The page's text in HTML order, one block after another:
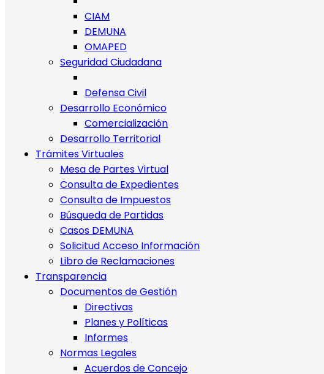
CIAM
DEMUNA
OMAPED
Seguridad Ciudadana
Defensa Civil
Desarrollo Económico
Comercialización
Desarrollo Territorial
Trámites Virtuales
Mesa de Partes Virtual
Consulta de Expedientes
Consulta de Impuestos
Búsqueda de Partidas
Casos DEMUNA
Solicitud Acceso Información
Libro de Reclamaciones
Transparencia
Documentos de Gestión
Directivas
Planes y Políticas
Informes
Normas Legales
Acuerdos de Concejo